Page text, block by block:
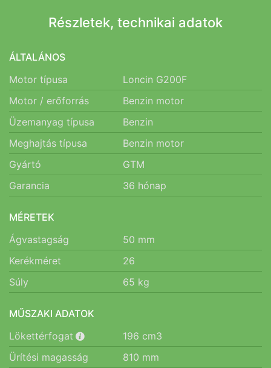
Részletek, technikai adatok
ÁLTALÁNOS
Motor típusa
Loncin G200F
Motor / erőforrás
Benzin motor
Üzemanyag típusa
Benzin
Meghajtás típusa
Benzin motor
Gyártó
GTM
Garancia
36 hónap
MÉRETEK
Ágvastagság
50 mm
Kerékméret
26
Súly
65 kg
MŰSZAKI ADATOK
Lökettérfogat
196 cm3
Ürítési magasság
810 mm